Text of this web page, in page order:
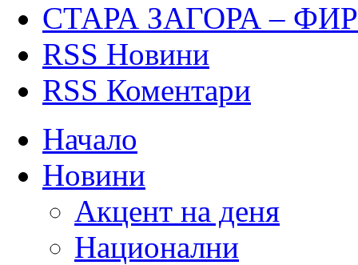
СТАРА ЗАГОРА –
RSS Новини
RSS Коментари
Начало
Новини
Акцент на деня
Национални